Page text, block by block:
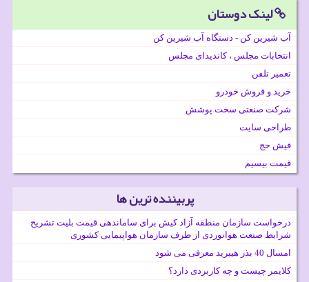
لینک دوستان
آب شیرین کن - دستگاه آب شیرین کن
انتخابات مجلس ، کاندیدای مجلس
تعمیر تلفن
خرید و فروش خودرو
شرکت صنعتی سخت پوشش
طراحی سایت
فیش حج
قیمت بیسیم
پربیننده ترین ها
درخواست سازمان منطقه آزاد کیش برای ساماندهی قیمت بلیت تشریح
شرایط صنعت هوانوردی از طرف سازمان هواپیمایی کشوری
امسال 40 بذر هیبرید معرفی می شود
کلایمر چیست و چه کاربردی دارد؟